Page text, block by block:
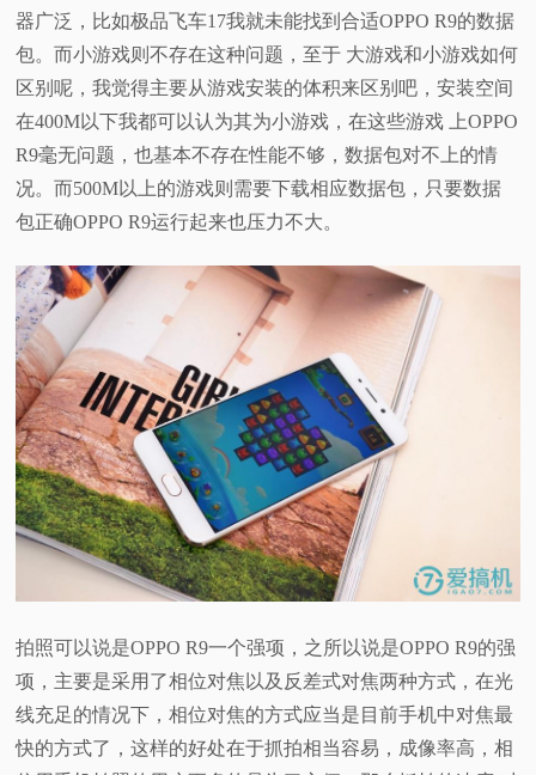
器广泛，比如极品飞车17我就未能找到合适OPPO R9的数据
包。而小游戏则不存在这种问题，至于 大游戏和小游戏如何
区别呢，我觉得主要从游戏安装的体积来区别吧，安装空间
在400M以下我都可以认为其为小游戏，在这些游戏 上OPPO
R9毫无问题，也基本不存在性能不够，数据包对不上的情
况。而500M以上的游戏则需要下载相应数据包，只要数据
包正确OPPO R9运行起来也压力不大。
拍照可以说是OPPO R9一个强项，之所以说是OPPO R9的强
项，主要是采用了相位对焦以及反差式对焦两种方式，在光
线充足的情况下，相位对焦的方式应当是目前手机中对焦最
快的方式了，这样的好处在于抓拍相当容易，成像率高，相